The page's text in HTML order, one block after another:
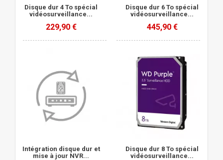
Disque dur 4 To spécial
vidéosurveillance...
229,90 €
Disque dur 6 To spécial
vidéosurveillance...
445,90 €
Intégration disque dur et
mise à jour NVR...
Disque dur 8 To spécial
vidéosurveillance...